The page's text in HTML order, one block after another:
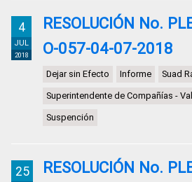
4
JUL
2018
RESOLUCIÓN No.
O-057-04-07-2018
Dejar sin Efecto Informe Suad
Superintendente de Compañías -
Suspención
25
RESOLUCIÓN No.